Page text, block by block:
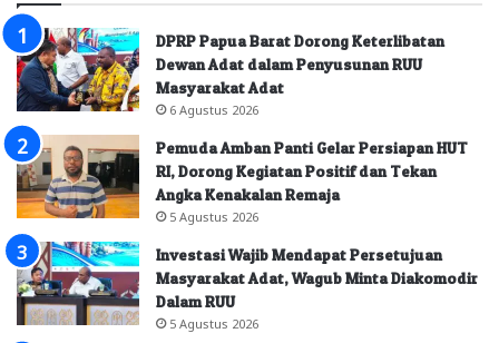
DPRP Papua Barat Dorong Keterlibatan
Dewan Adat dalam Penyusunan RUU
Masyarakat Adat
6 Agustus 2026
Pemuda Amban Panti Gelar Persiapan HUT
RI, Dorong Kegiatan Positif dan Tekan
Angka Kenakalan Remaja
5 Agustus 2026
Investasi Wajib Mendapat Persetujuan
Masyarakat Adat, Wagub Minta Diakomodir
Dalam RUU
5 Agustus 2026